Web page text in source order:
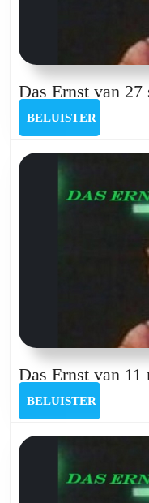
Das Ernst van 27
BELUISTER
Das Ernst van 11
BELUISTER